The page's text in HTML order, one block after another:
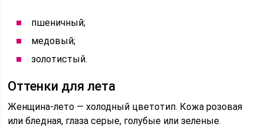
пшеничный;
медовый;
золотистый.
Оттенки для лета
Женщина-лето — холодный цветотип. Кожа розовая
или бледная, глаза серые, голубые или зеленые.